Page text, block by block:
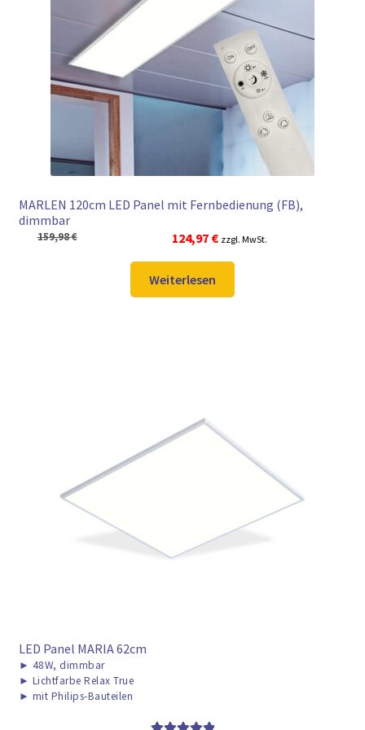
► VERSANDARTEN
MARLEN 120cm LED Panel mit Fernbedienung (FB),
dimmbar
159,98€
Ursprünglicher
war:
159,98 €
124,97 €Aktueller
124,97 €.
zzgl. MwSt.
Weiterlesen
LED Panel MARIA 62cm
► 48W, dimmbar
► Lichtfarbe Relax True
► mit Philips-Bauteilen